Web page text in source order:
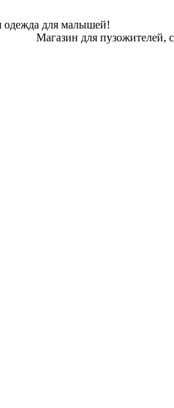
одежда для малышей!
Магазин для пузожителей,